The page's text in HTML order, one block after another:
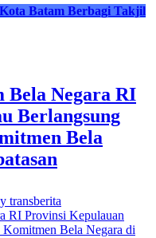
Batam Berbagi Takjil
Bela Negara RI
Berlangsung
Bela
transberita